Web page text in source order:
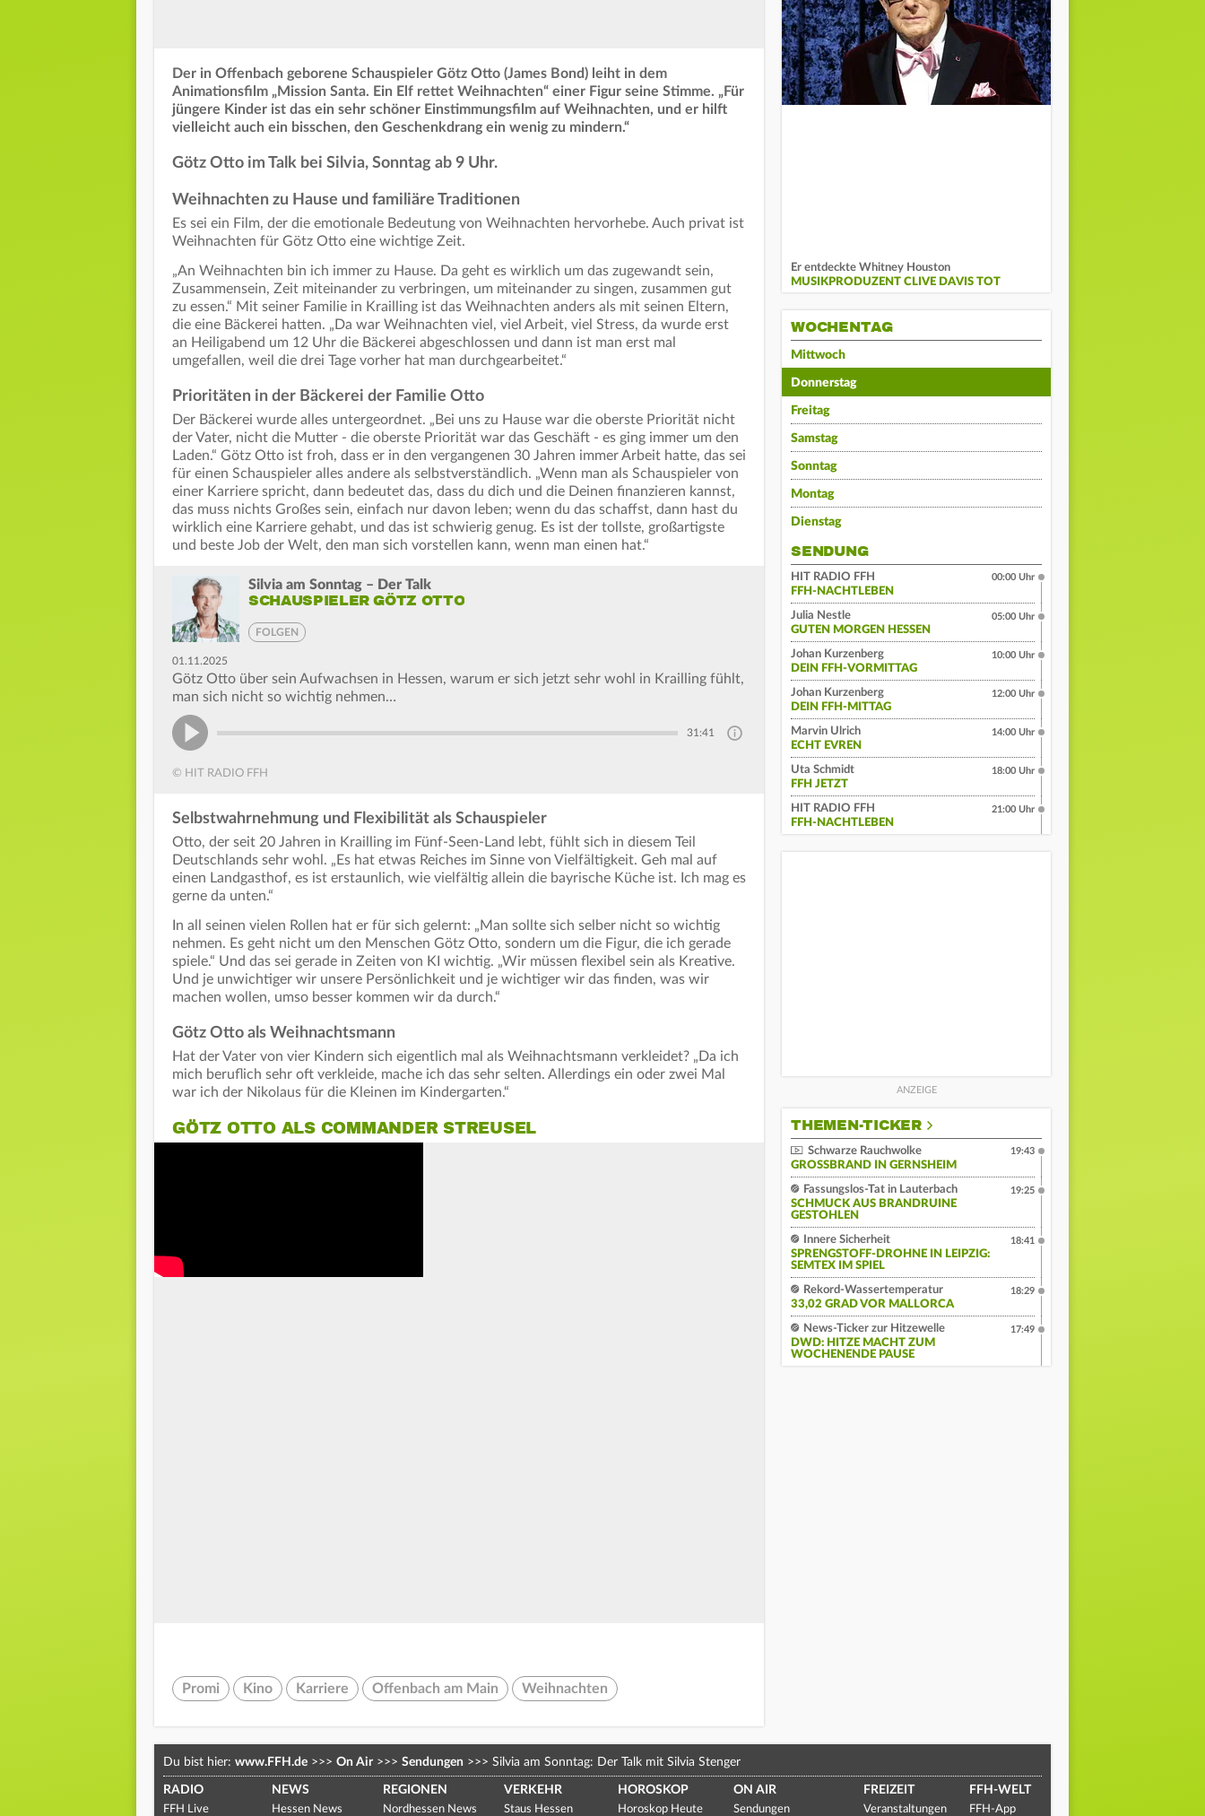
Der in Offenbach geborene Schauspieler Götz Otto (James Bond) leiht in dem
Animationsfilm „Mission Santa. Ein Elf rettet Weihnachten“ einer Figur seine Stimme. „Für
jüngere Kinder ist das ein sehr schöner Einstimmungsfilm auf Weihnachten, und er hilft
vielleicht auch ein bisschen, den Geschenkdrang ein wenig zu mindern.“
Götz Otto im Talk bei Silvia, Sonntag ab 9 Uhr.
Weihnachten zu Hause und familiäre Traditionen
Es sei ein Film, der die emotionale Bedeutung von Weihnachten hervorhebe. Auch privat ist
Weihnachten für Götz Otto eine wichtige Zeit.
„An Weihnachten bin ich immer zu Hause. Da geht es wirklich um das zugewandt sein,
Zusammensein, Zeit miteinander zu verbringen, um miteinander zu singen, zusammen gut
zu essen.“ Mit seiner Familie in Krailling ist das Weihnachten anders als mit seinen Eltern,
die eine Bäckerei hatten. „Da war Weihnachten viel, viel Arbeit, viel Stress, da wurde erst
an Heiligabend um 12 Uhr die Bäckerei abgeschlossen und dann ist man erst mal
umgefallen, weil die drei Tage vorher hat man durchgearbeitet.“
Prioritäten in der Bäckerei der Familie Otto
Der Bäckerei wurde alles untergeordnet. „Bei uns zu Hause war die oberste Priorität nicht
der Vater, nicht die Mutter - die oberste Priorität war das Geschäft - es ging immer um den
Laden.“ Götz Otto ist froh, dass er in den vergangenen 30 Jahren immer Arbeit hatte, das sei
für einen Schauspieler alles andere als selbstverständlich. „Wenn man als Schauspieler von
einer Karriere spricht, dann bedeutet das, dass du dich und die Deinen finanzieren kannst,
das muss nichts Großes sein, einfach nur davon leben; wenn du das schaffst, dann hast du
wirklich eine Karriere gehabt, und das ist schwierig genug. Es ist der tollste, großartigste
und beste Job der Welt, den man sich vorstellen kann, wenn man einen hat.“
Silvia am Sonntag – Der Talk
SCHAUSPIELER GÖTZ OTTO
FOLGEN
01.11.2025
Götz Otto über sein Aufwachsen in Hessen, warum er sich jetzt sehr wohl in Krailling fühlt,
man sich nicht so wichtig nehmen…
31:41
© HIT RADIO FFH
Selbstwahrnehmung und Flexibilität als Schauspieler
Otto, der seit 20 Jahren in Krailling im Fünf-Seen-Land lebt, fühlt sich in diesem Teil
Deutschlands sehr wohl. „Es hat etwas Reiches im Sinne von Vielfältigkeit. Geh mal auf
einen Landgasthof, es ist erstaunlich, wie vielfältig allein die bayrische Küche ist. Ich mag es
gerne da unten.“
In all seinen vielen Rollen hat er für sich gelernt: „Man sollte sich selber nicht so wichtig
nehmen. Es geht nicht um den Menschen Götz Otto, sondern um die Figur, die ich gerade
spiele.“ Und das sei gerade in Zeiten von KI wichtig. „Wir müssen flexibel sein als Kreative.
Und je unwichtiger wir unsere Persönlichkeit und je wichtiger wir das finden, was wir
machen wollen, umso besser kommen wir da durch.“
Götz Otto als Weihnachtsmann
Hat der Vater von vier Kindern sich eigentlich mal als Weihnachtsmann verkleidet? „Da ich
mich beruflich sehr oft verkleide, mache ich das sehr selten. Allerdings ein oder zwei Mal
war ich der Nikolaus für die Kleinen im Kindergarten.“
GÖTZ OTTO ALS COMMANDER STREUSEL
Promi Kino Karriere Offenbach am Main Weihnachten
Er entdeckte Whitney Houston
MUSIKPRODUZENT CLIVE DAVIS TOT
WOCHENTAG
Mittwoch
Donnerstag
Freitag
Samstag
Sonntag
Montag
Dienstag
SENDUNG
HIT RADIO FFH
FFH-NACHTLEBEN
00:00 Uhr
Julia Nestle
GUTEN MORGEN HESSEN
05:00 Uhr
Johan Kurzenberg
DEIN FFH-VORMITTAG
10:00 Uhr
Johan Kurzenberg
DEIN FFH-MITTAG
12:00 Uhr
Marvin Ulrich
ECHT EVREN
14:00 Uhr
Uta Schmidt
FFH JETZT
18:00 Uhr
HIT RADIO FFH
FFH-NACHTLEBEN
21:00 Uhr
THEMEN-TICKER
Schwarze Rauchwolke
GROSSBRAND IN GERNSHEIM
19:43
Fassungslos-Tat in Lauterbach
SCHMUCK AUS BRANDRUINE
GESTOHLEN
19:25
Innere Sicherheit
SPRENGSTOFF-DROHNE IN LEIPZIG:
SEMTEX IM SPIEL
18:41
Rekord-Wassertemperatur
33,02 GRAD VOR MALLORCA
18:29
News-Ticker zur Hitzewelle
DWD: HITZE MACHT ZUM
WOCHENENDE PAUSE
17:49
Du bist hier: www.FFH.de >>> On Air >>> Sendungen >>> Silvia am Sonntag: Der Talk mit Silvia Stenger
RADIO
FFH Live
NEWS
Hessen News
REGIONEN
Nordhessen News
VERKEHR
Staus Hessen
HOROSKOP
Horoskop Heute
ON AIR
Sendungen
FREIZEIT
Veranstaltungen
FFH-WELT
FFH-App